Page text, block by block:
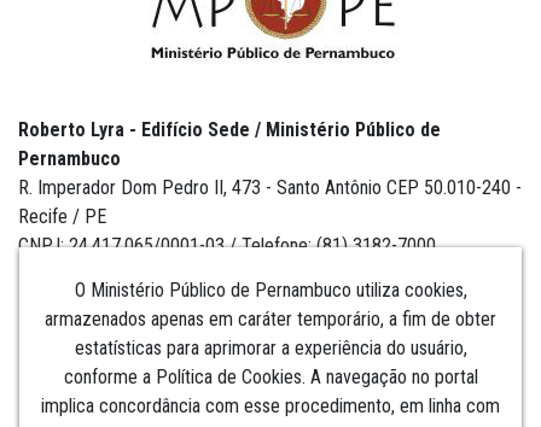
O Ministério Público de Pernambuco utiliza cookies,
armazenados apenas em caráter temporário, a fim de obter
estatísticas para aprimorar a experiência do usuário,
conforme a Política de Cookies. A navegação no portal
implica concordância com esse procedimento, em linha com
Roberto Lyra - Edifício Sede / Ministério Público de
Pernambuco
R. Imperador Dom Pedro II, 473 - Santo Antônio CEP 50.010-240 -
Recife / PE
CNPJ: 24.417.065/0001-03 / Telefone: (81) 3182-7000
Institucional
Comunicação